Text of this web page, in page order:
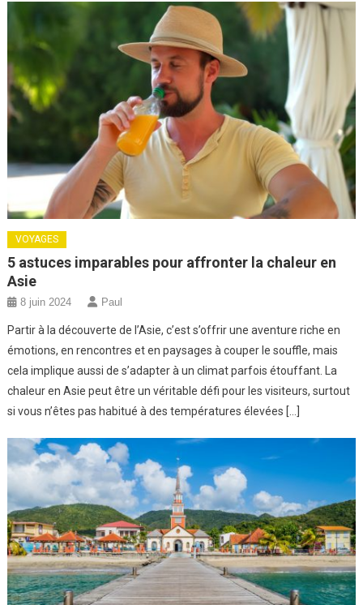
VOYAGES
5 astuces imparables pour affronter la chaleur en
Asie
8 juin 2024 Paul
Partir à la découverte de l’Asie, c’est s’offrir une aventure riche en
émotions, en rencontres et en paysages à couper le souffle, mais
cela implique aussi de s’adapter à un climat parfois étouffant. La
chaleur en Asie peut être un véritable défi pour les visiteurs, surtout
si vous n’êtes pas habitué à des températures élevées […]